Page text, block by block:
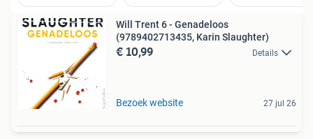
Will Trent 6 - Genadeloos
(9789402713435, Karin Slaughter)
€ 10,99 Details
Bezoek website 27 jul 26